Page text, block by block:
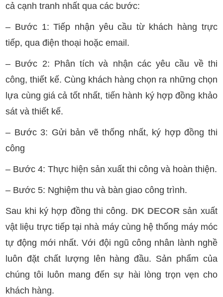
cả cạnh tranh nhất qua các bước:
– Bước 1: Tiếp nhận yêu cầu từ khách hàng trực
tiếp, qua điện thoại hoặc email.
– Bước 2: Phân tích và nhận các yêu cầu về thi
công, thiết kế. Cùng khách hàng chọn ra những chọn
lựa cùng giá cả tốt nhất, tiến hành ký hợp đồng khảo
sát và thiết kế.
– Bước 3: Gửi bản vẽ thống nhất, ký hợp đồng thi
công
– Bước 4: Thực hiện sản xuất thi công và hoàn thiện.
– Bước 5: Nghiệm thu và bàn giao công trình.
Sau khi ký hợp đồng thi công. DK DECOR sản xuất
vật liệu trực tiếp tại nhà máy cùng hệ thống máy móc
tự động mới nhất. Với đội ngũ công nhân lành nghề
luôn đặt chất lượng lên hàng đầu. Sản phẩm của
chúng tôi luôn mang đến sự hài lòng trọn vẹn cho
khách hàng.